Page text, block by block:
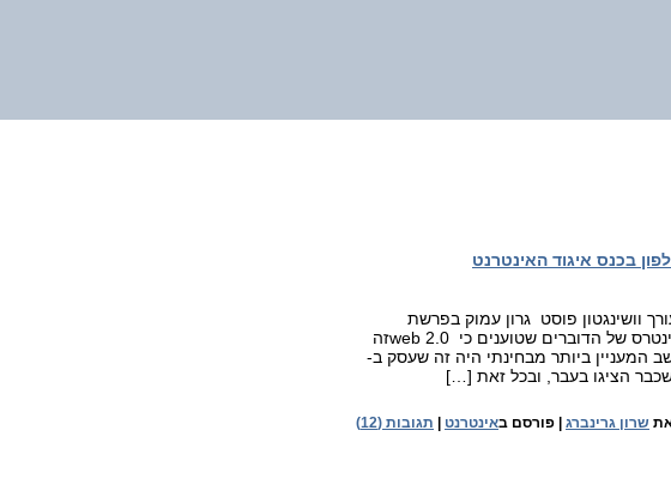
בכנס איגוד האינטרנט
וושינגטון פוסט גרון עמוק בפרשת
ווטרגייט ("עקבו אחרי הכסף") כדי לחפש את האינטרס של הדוברים שטוענים כי web 2.0זה
המעניין ביותר מבחינתי היה זה שעסק ב-
שרון גרינברג פורסם באינטרנט תגובות (12)